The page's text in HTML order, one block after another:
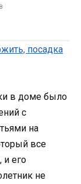
в доме было
с
на
все
и его
не